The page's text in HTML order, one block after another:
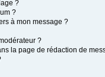
?
?
à mon message ?
?
la page de rédaction de